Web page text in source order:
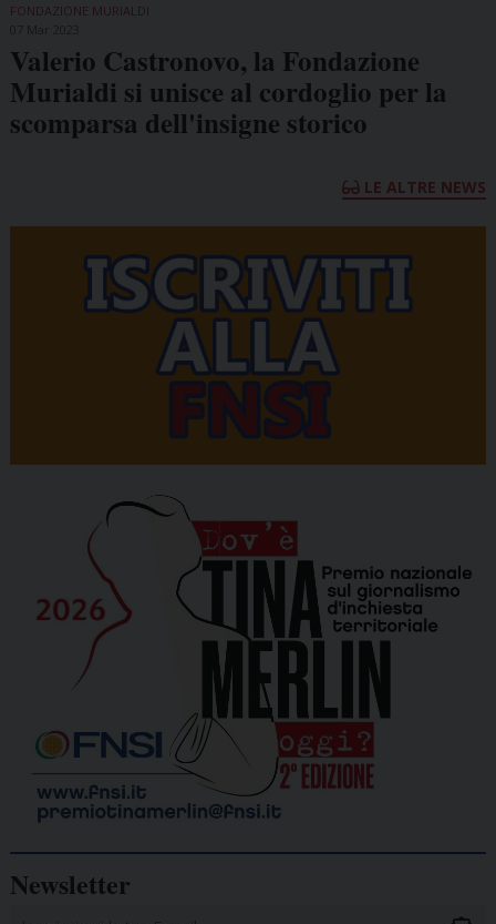
FONDAZIONE MURIALDI
Valerio Castronovo, la Fondazione
Murialdi si unisce al cordoglio per la
scomparsa dell'insigne storico
LE ALTRE NEWS
Newsletter